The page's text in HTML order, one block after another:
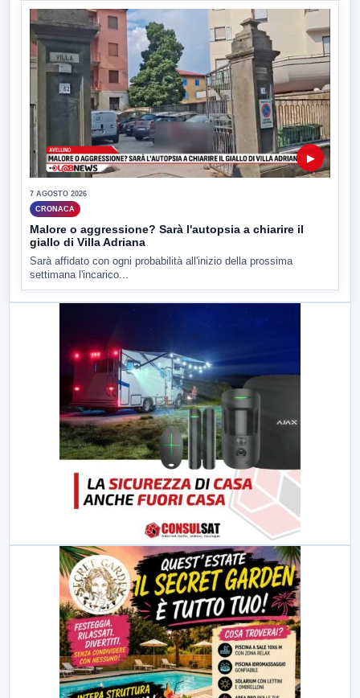
▶
7 AGOSTO 2026
CRONACA
Malore o aggressione? Sarà l'autopsia a chiarire il
giallo di Villa Adriana
Sarà affidato con ogni probabilità all'inizio della prossima
settimana l'incarico...